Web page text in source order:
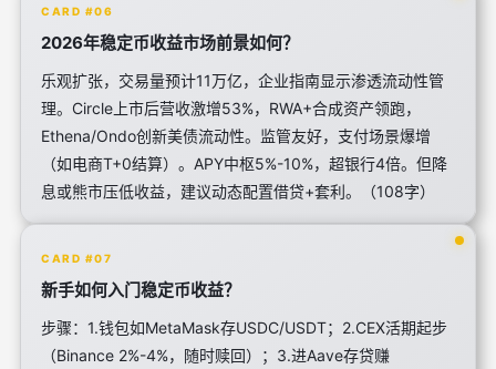
CARD #06
2026年稳定币收益市场前景如何？
乐观扩张，交易量预计11万亿，企业指南显示渗透流动性管
理。Circle上市后营收激增53%，RWA+合成资产领跑，
Ethena/Ondo创新美债流动性。监管友好，支付场景爆增
（如电商T+0结算）。APY中枢5%-10%，超银行4倍。但降
息或熊市压低收益，建议动态配置借贷+套利。（108字）
CARD #07
新手如何入门稳定币收益？
步骤：1.钱包如MetaMask存USDC/USDT；2.CEX活期起步
（Binance 2%-4%，随时赎回）；3.进Aave存贷赚